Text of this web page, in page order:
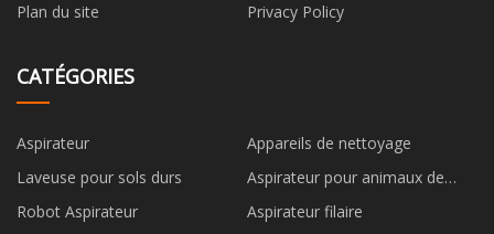
Plan du site
Privacy Policy
CATÉGORIES
Aspirateur
Appareils de nettoyage
Laveuse pour sols durs
Aspirateur pour animaux de
compagnie
Robot Aspirateur
Aspirateur filaire